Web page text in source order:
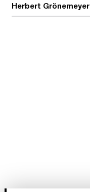
Herbert Grönemeyer